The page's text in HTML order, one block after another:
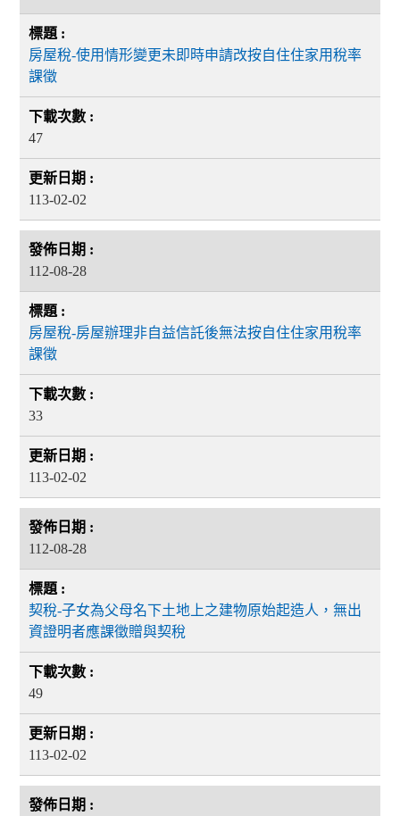
房屋稅-使用情形變更未即時申請改按自住住家用稅率
課徵
47
113-02-02
112-08-28
房屋稅-房屋辦理非自益信託後無法按自住住家用稅率
課徵
33
113-02-02
112-08-28
契稅-子女為父母名下土地上之建物原始起造人，無出
資證明者應課徵贈與契稅
49
113-02-02